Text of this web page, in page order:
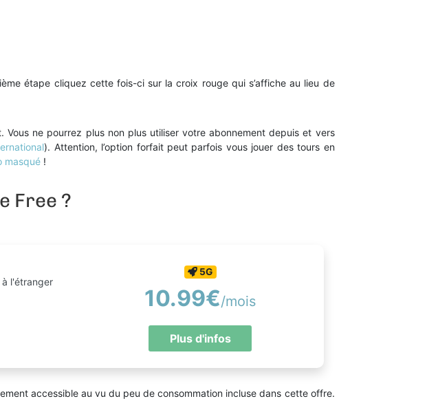
étape cliquez cette fois-ci sur la croix rouge qui s’affiche au lieu de
ne pourrez plus non plus utiliser votre abonnement depuis et vers
). Attention, l’option forfait peut parfois vous jouer des tours en
masqué !
Free ?
l'étranger
5G
10.99€/mois
Plus d'infos
accessible au vu du peu de consommation incluse dans cette offre.